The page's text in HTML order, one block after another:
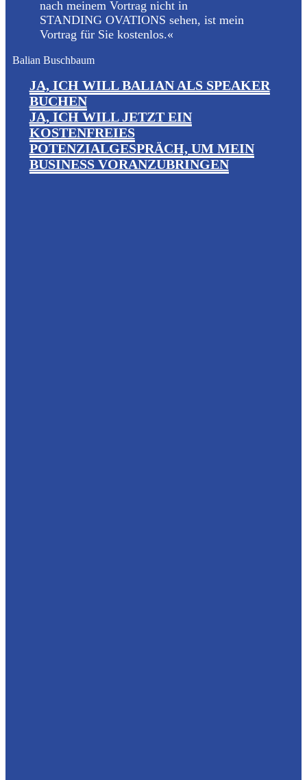
nach meinem Vortrag nicht in
STANDING OVATIONS sehen, ist mein
Vortrag für Sie kostenlos.«
Balian Buschbaum
JA, ICH WILL BALIAN ALS SPEAKER
BUCHEN
JA, ICH WILL JETZT EIN
KOSTENFREIES
POTENZIALGESPRÄCH, UM MEIN
BUSINESS VORANZUBRINGEN